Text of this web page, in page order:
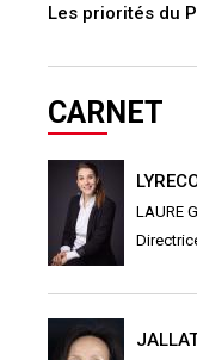
Les priorités du
CARNET
LAURE